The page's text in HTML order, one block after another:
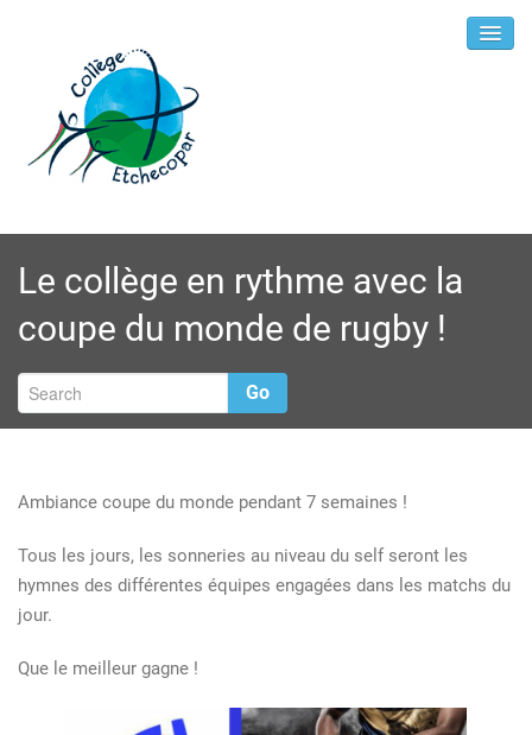
Le collège en rythme avec la
coupe du monde de rugby !
Go
Ambiance coupe du monde pendant 7 semaines !
Tous les jours, les sonneries au niveau du self seront les
hymnes des différentes équipes engagées dans les matchs du
jour.
Que le meilleur gagne !